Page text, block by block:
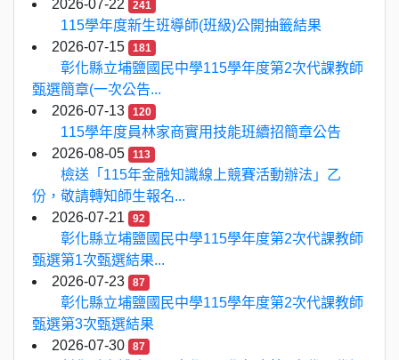
2026-07-22
241
115學年度新生班導師(班級)公開抽籤結果
2026-07-15
181
彰化縣立埔鹽國民中學115學年度第2次代課教師
甄選簡章(一次公告...
2026-07-13
120
115學年度員林家商實用技能班續招簡章公告
2026-08-05
113
檢送「115年金融知識線上競賽活動辦法」乙
份，敬請轉知師生報名...
2026-07-21
92
彰化縣立埔鹽國民中學115學年度第2次代課教師
甄選第1次甄選結果...
2026-07-23
87
彰化縣立埔鹽國民中學115學年度第2次代課教師
甄選第3次甄選結果
2026-07-30
87